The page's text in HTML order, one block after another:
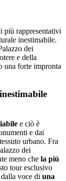
più rappresentativi
inestimabile.
dei
e della
una forte impronta
e ciò è
e dai
urbano. Fra
dei
meno che la più
tour esclusivo
voce di una